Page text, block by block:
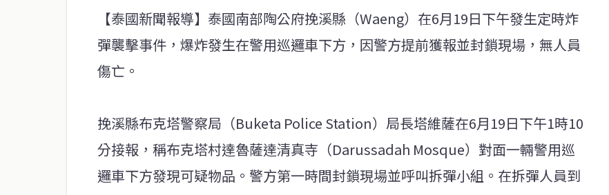
【泰國新聞報導】泰國南部陶公府挽溪縣（Waeng）在6月19日下午發生定時炸
彈襲擊事件，爆炸發生在警用巡邏車下方，因警方提前獲報並封鎖現場，無人員
傷亡。
挽溪縣布克塔警察局（Buketa Police Station）局長塔維薩在6月19日下午1時10
分接報，稱布克塔村達魯薩達清真寺（Darussadah Mosque）對面一輛警用巡
邏車下方發現可疑物品。警方第一時間封鎖現場並呼叫拆彈小組。在拆彈人員到